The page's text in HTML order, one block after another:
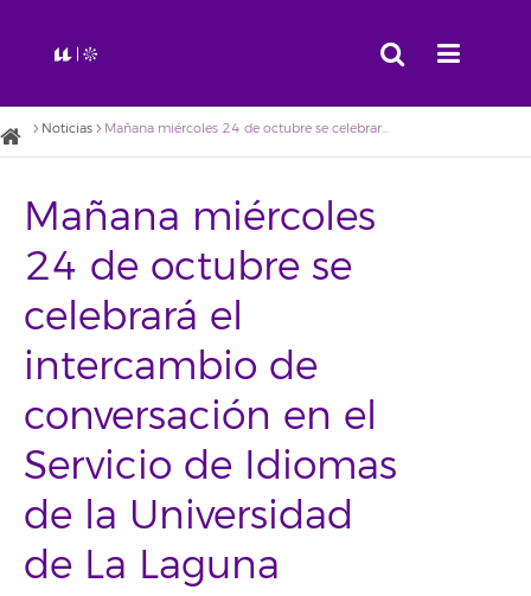
Noticias Mañana miércoles 24 de octubre se celebrará el intercambio de conversación en el Servicio de Idiomas de la Universidad de La Laguna
Mañana miércoles
24 de octubre se
celebrará el
intercambio de
conversación en el
Servicio de Idiomas
de la Universidad
de La Laguna